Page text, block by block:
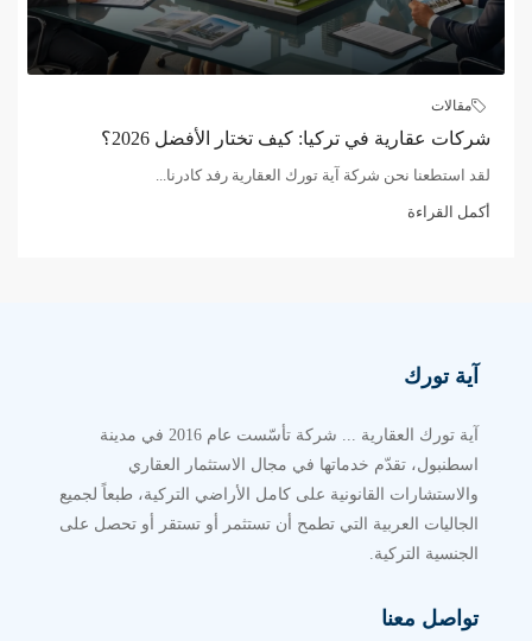
مقالات
شركات عقارية في تركيا: كيف تختار الأفضل 2026؟
لقد استطعنا نحن شركة آية تورك العقارية رفد كادرنا...
أكمل القراءة
آية تورك
آية تورك العقارية ... شركة تأسّست عام 2016 في مدينة
اسطنبول، تقدّم خدماتها في مجال الاستثمار العقاري
والاستشارات القانونية على كامل الأراضي التركية، طبعاً لجميع
الجاليات العربية التي تطمح أن تستثمر أو تستقر أو تحصل على
الجنسية التركية.
تواصل معنا